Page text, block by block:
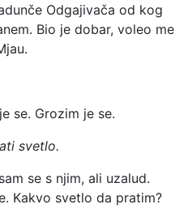
Odgajivača od kog
Bio je dobar, voleo me
se. Grozim je se.
svetlo.
se s njim, ali uzalud.
Kakvo svetlo da pratim?